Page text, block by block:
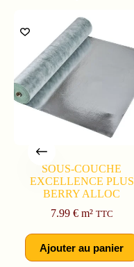
SOUS-COUCHE
EXCELLENCE PLUS
BERRY ALLOC
7.99 €m² TTC
Ajouter au panier